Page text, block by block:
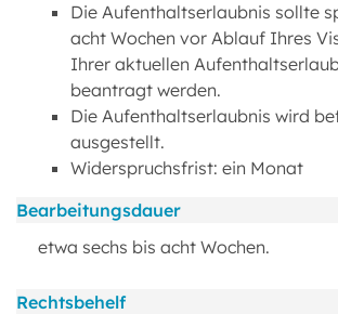
Die Aufenthaltserlaubnis sollte
acht Wochen vor Ablauf Ihres
Ihrer aktuellen
beantragt werden.
Die Aufenthaltserlaubnis wird
ausgestellt.
Widerspruchsfrist: ein Monat
Bearbeitungsdauer
etwa sechs bis acht Wochen.
Rechtsbehelf